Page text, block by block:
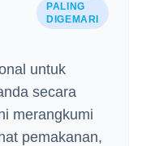
PALING
DIGEMARI
untuk
secara
merangkumi
pemakanan,